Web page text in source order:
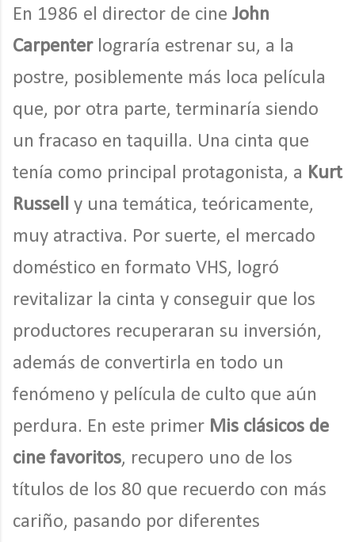
En 1986 el director de cine John
Carpenterlograría estrenar su, a la
postre, posiblemente más loca película
que, por otra parte, terminaría siendo
un fracaso en taquilla. Una cinta que
tenía como principal protagonista, a Kurt
Russell y una temática, teóricamente,
muy atractiva. Por suerte, el mercado
doméstico en formato VHS, logró
revitalizar la cinta y conseguir que los
productores recuperaran su inversión,
además de convertirla en todo un
fenómeno y película de culto que aún
perdura. En este primer Mis clásicos de
cine favoritos, recupero uno de los
títulos de los 80 que recuerdo con más
cariño, pasando por diferentes